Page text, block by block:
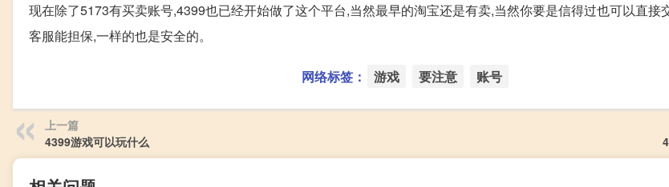
现在除了5173有买卖账号,4399也已经开始做了这个平台,当然最早的淘宝还是有卖,当然你要是信得过也可以直接
客服能担保,一样的也是安全的。
网络标签： 游戏 要注意 账号
上一篇
4399游戏可以玩什么